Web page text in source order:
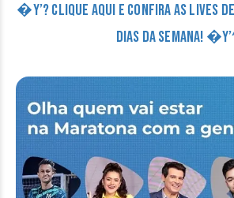
�Y’? CLIQUE AQUI E CONFIRA AS LIVES
DIAS DA SEMANA!